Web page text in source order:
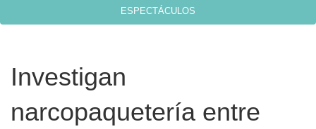
ESPECTÁCULOS
Investigan
narcopaquetería entre